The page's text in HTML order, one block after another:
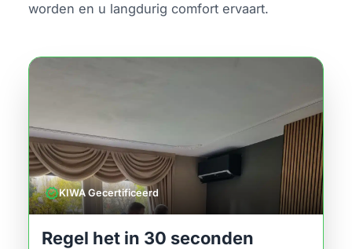
worden en u langdurig comfort ervaart.
verifiedKIWA Gecertificeerd
Regel het in 30 seconden